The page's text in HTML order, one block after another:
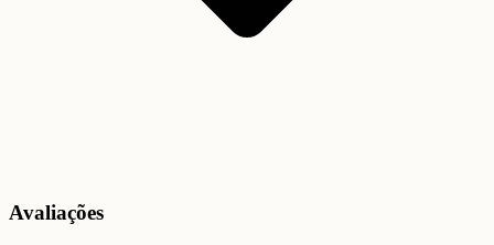
Avaliações